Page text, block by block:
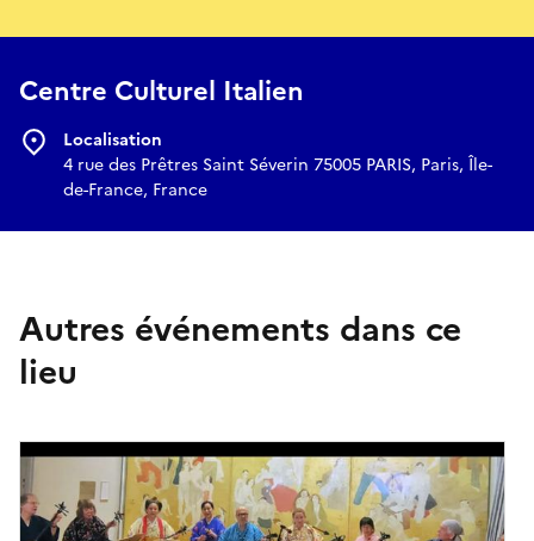
Centre Culturel Italien
Localisation
4 rue des Prêtres Saint Séverin 75005 PARIS, Paris, Île-
de-France, France
Autres événements dans ce
lieu